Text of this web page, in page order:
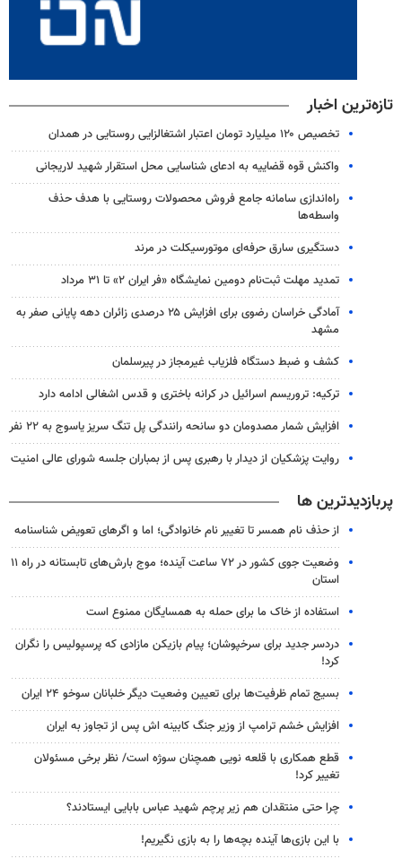
تازه‌ترین اخبار
تخصیص ۱۲۰ میلیارد تومان اعتبار اشتغالزایی روستایی در همدان
واکنش قوه قضاییه به ادعای شناسایی محل استقرار شهید لاریجانی
راه‌اندازی سامانه جامع فروش محصولات روستایی با هدف حذف
واسطه‌ها
دستگیری سارق حرفه‌ای موتورسیکلت در مرند
تمدید مهلت ثبت‌نام دومین نمایشگاه «فر ایران ۲» تا ۳۱ مرداد
آمادگی خراسان رضوی برای افزایش ۲۵ درصدی زائران دهه پایانی صفر به
مشهد
کشف و ضبط دستگاه فلزیاب غیرمجاز در پیرسلمان
ترکیه: تروریسم اسرائیل در کرانه باختری و قدس اشغالی ادامه دارد
افزایش شمار مصدومان دو سانحه رانندگی پل تنگ سریز یاسوج به ۲۲ نفر
روایت پزشکیان از دیدار با رهبری پس از بمباران جلسه شورای عالی امنیت
پربازدیدترین ها
از حذف نام همسر تا تغییر نام خانوادگی؛ اما و اگرهای تعویض شناسنامه
وضعیت جوی کشور در ۷۲ ساعت آینده؛ موج بارش‌های تابستانه در راه ۱۱
استان
استفاده از خاک ما برای حمله به همسایگان ممنوع است
دردسر جدید برای سرخپوشان؛ پیام بازیکن مازادی که پرسپولیس را نگران
کرد!
بسیج تمام ظرفیت‌ها برای تعیین وضعیت دیگر خلبانان سوخو ۲۴ ایران
افزایش خشم ترامپ از وزیر جنگ کابینه اش پس از تجاوز به ایران
قطع همکاری با قلعه نویی همچنان سوژه است/ نظر برخی مسئولان
تغییر کرد!
چرا حتی منتقدان هم زیر پرچم شهید عباس بابایی ایستادند؟
با این بازی‌ها آینده بچه‌ها را به بازی نگیریم!